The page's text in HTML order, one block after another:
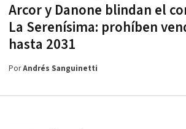
Arcor y Danone blindan el
La Serenísima: prohíben
hasta 2031
PorAndrés Sanguinetti